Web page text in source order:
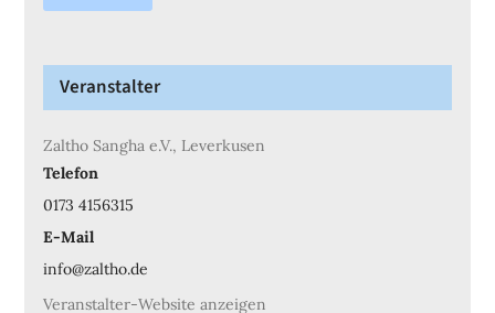
Veranstalter
Zaltho Sangha e.V., Leverkusen
Telefon
0173 4156315
E-Mail
info@zaltho.de
Veranstalter-Website anzeigen